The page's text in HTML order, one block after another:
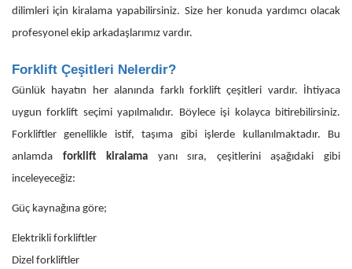
dilimleri için kiralama yapabilirsiniz. Size her konuda yardımcı olacak
profesyonel ekip arkadaşlarımız vardır.
Forklift Çeşitleri Nelerdir?
Günlük hayatın her alanında farklı forklift çeşitleri vardır. İhtiyaca
uygun forklift seçimi yapılmalıdır. Böylece işi kolayca bitirebilirsiniz.
Forkliftler genellikle istif, taşıma gibi işlerde kullanılmaktadır. Bu
anlamda forklift kiralama yanı sıra, çeşitlerini aşağıdaki gibi
inceleyeceğiz:
Güç kaynağına göre;
Elektrikli forkliftler
Dizel forkliftler